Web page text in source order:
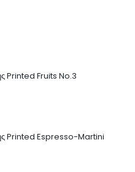
Printed Fruits No.3
Printed Espresso-Martini